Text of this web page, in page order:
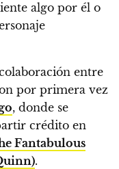
algo por él o
entre
por primera vez
, donde se
crédito en
Fantabulous
.